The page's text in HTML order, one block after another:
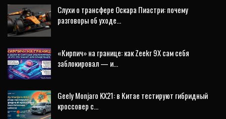
Слухи о трансфере Оскара Пиастри: почему
разговоры об уходе…
«Кирпич» на границе: как Zeekr 9X сам себя
заблокировал — и…
Geely Monjaro KX21: в Китае тестируют гибридный
кроссовер с…